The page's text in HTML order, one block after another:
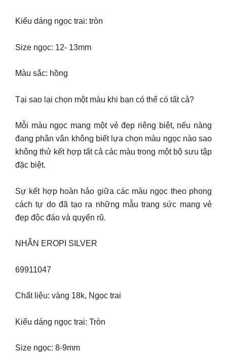
Kiểu dáng ngọc trai: tròn
Size ngọc: 12- 13mm
Màu sắc: hồng
Tại sao lại chọn một màu khi bạn có thể có tất cả?
Mỗi màu ngọc mang một vẻ đẹp riêng biệt, nếu nàng
đang phân vân không biết lựa chọn màu ngọc nào sao
không thử kết hợp tất cả các màu trong một bộ sưu tập
đặc biệt.
Sự kết hợp hoàn hảo giữa các màu ngọc theo phong
cách tự do đã tạo ra những mẫu trang sức mang vẻ
đẹp độc đáo và quyến rũ.
NHẪN EROPI SILVER
69911047
Chất liệu: vàng 18k, Ngọc trai
Kiểu dáng ngọc trai: Tròn
Size ngọc: 8-9mm